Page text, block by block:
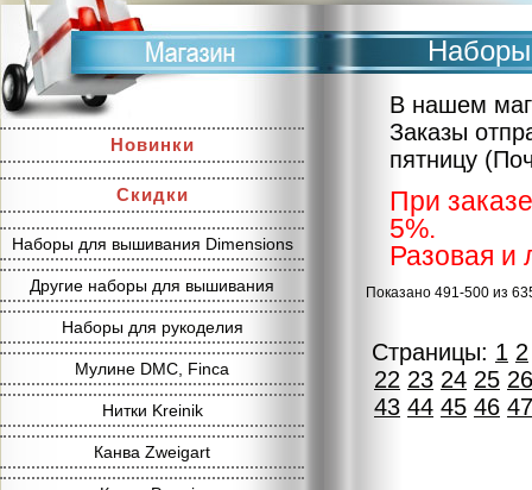
Новинки
Скидки
Наборы для вышивания Dimensions
Другие наборы для вышивания
Наборы для рукоделия
Мулине DMC, Finca
Нитки Kreinik
Канва Zweigart
В нашем
Заказы
пятницу
При
5%.
Разовая и
Показано 491-500 из
Страницы: 1 2
22 23 24 25 26
43 44 45 46 47